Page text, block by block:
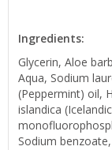
Ingredients:
Glycerin, Aloe
Aqua, Sodium
(Peppermint) oil,
islandica
Sodium